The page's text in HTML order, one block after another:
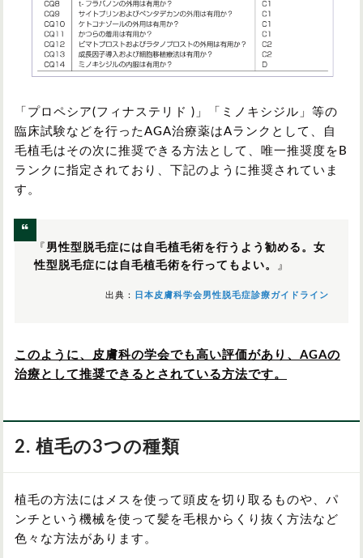
「プロペシア(フィナステリド )」「ミノキシジル」等の
臨床試験などを行ったAGA治療薬はAランクとして、自
毛植毛はその次に推奨できる方法として、唯一推奨度をB
ランクに指定されており、下記のように推奨されていま
す。
『 男性型脱毛症には自毛植毛術を行うよう勧める。女
性型脱毛症には自毛植毛術を行ってもよい。 』
出典： 日本皮膚科学会男性脱毛症診療ガイドライン
このように、皮膚科の学会でも高い評価があり、AGAの
治療として推奨できるとされている方法です。
2. 植毛の3つの種類
植毛の方法にはメスを使って頭皮を切り取るものや、パ
ンチという機械を使って髪を毛根からくり抜く方法など
色々な方法があります。